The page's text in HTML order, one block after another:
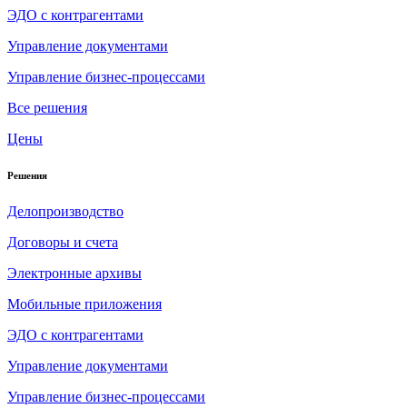
ЭДО с контрагентами
Управление документами
Управление бизнес-процессами
Все решения
Цены
Решения
Делопроизводство
Договоры и счета
Электронные архивы
Мобильные приложения
ЭДО с контрагентами
Управление документами
Управление бизнес-процессами